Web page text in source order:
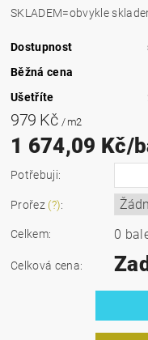
SKLADEM=obvykle
Dostupnost
Běžná cena
Ušetříte
979 Kč / m2
1 674,09 Kč/
Potřebuji:
Prořez (?):
Celkem: 0
Celková cena: